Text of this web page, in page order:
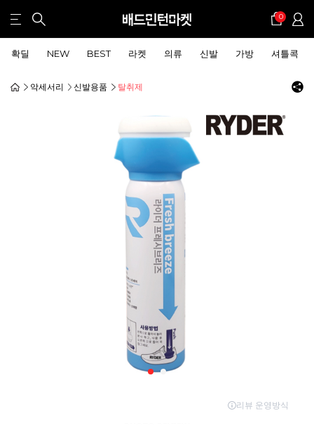
0
확딜 NEW BEST 라켓 의류 신발 가방 셔틀콕
악세서리 신발용품 탈취제